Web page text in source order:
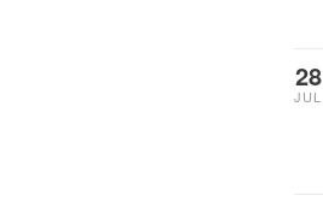
28
JUL